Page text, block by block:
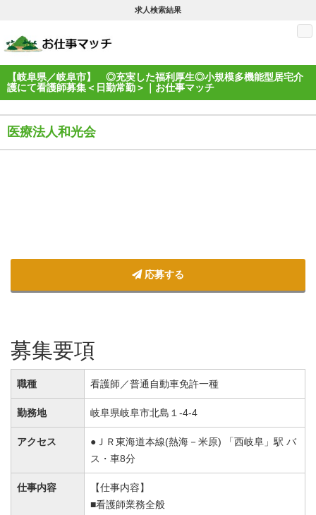
求人検索結果
【岐阜県／岐阜市】 ◎充実した福利厚生◎小規模多機能型居宅介
護にて看護師募集＜日勤常勤＞｜お仕事マッチ
医療法人和光会
応募する
募集要項
職種 看護師／普通自動車免許一種
勤務地 岐阜県岐阜市北島１-4-4
アクセス
●ＪＲ東海道本線(熱海－米原) 「西岐阜」駅 バ
ス・車8分
仕事内容
【仕事内容】
■看護師業務全般